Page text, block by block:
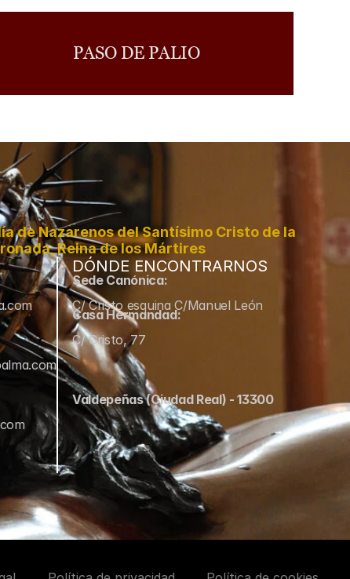
PASO DE PALIO
de Nazarenos del Santísimo Cristo de la
Reina de los Mártires
DÓNDE ENCONTRARNOS
Sede Canónica:
C/ Cristo esquina C/Manuel León
Casa Hermandad:
C/ Cristo, 77
Valdepeñas (Ciudad Real) - 13300